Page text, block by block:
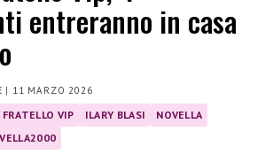
entreranno in casa
| 11 MARZO 2026
FRATELLO VIP ILARY BLASI
NOVELLA